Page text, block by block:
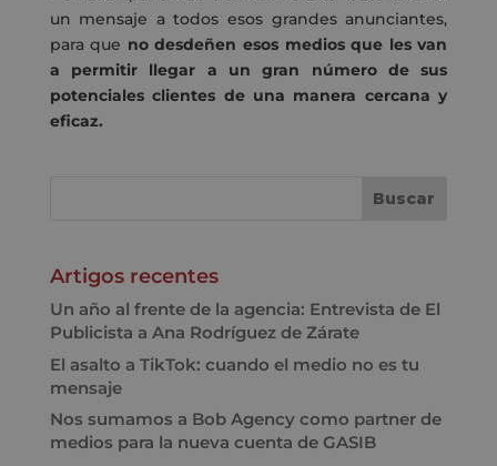
un mensaje a todos esos grandes anunciantes,
para que no desdeñen esos medios que les van
a permitir llegar a un gran número de sus
potenciales clientes de una manera cercana y
eficaz.
Artigos recentes
Un año al frente de la agencia: Entrevista de El
Publicista a Ana Rodríguez de Zárate
El asalto a TikTok: cuando el medio no es tu
mensaje
Nos sumamos a Bob Agency como partner de
medios para la nueva cuenta de GASIB